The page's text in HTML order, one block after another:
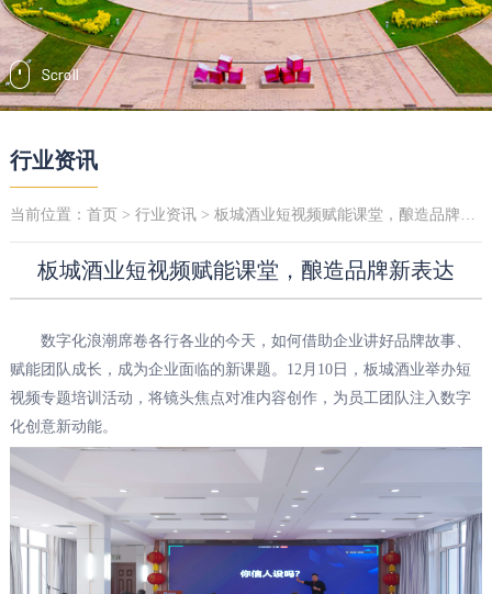
行业资讯
当前位置： 首页 > 行业资讯> 板城酒业短视频赋能课堂，酿造品牌新表达
板城酒业短视频赋能课堂，酿造品牌新表达
数字化浪潮席卷各行各业的今天，如何借助企业讲好品牌故事、
赋能团队成长，成为企业面临的新课题。12月10日，板城酒业举办短
视频专题培训活动，将镜头焦点对准内容创作，为员工团队注入数字
化创意新动能。